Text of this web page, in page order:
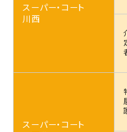
スーパー・コート
川西
スーパー・コート